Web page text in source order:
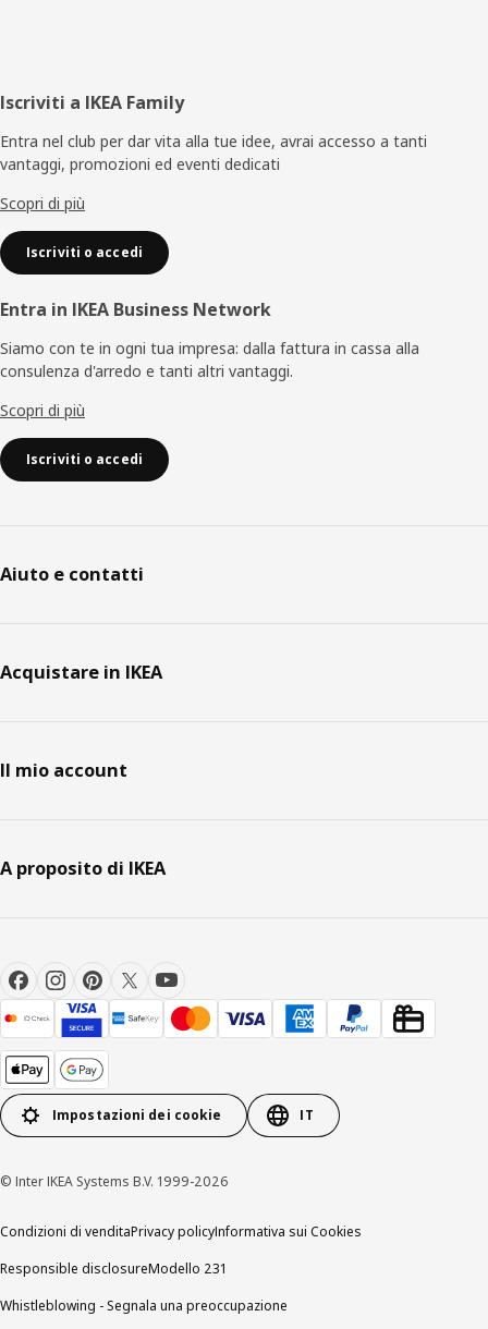
prodotti. Non sappiamo in realtà chi li utilizzerà e in che modo.
prodotti in modi diversi da quelli che avevamo previsto".
Piè
di
pagina
Iscriviti a IKEA Family
Entra nel club per dar vita alla tue idee, avrai accesso a tanti
vantaggi, promozioni ed eventi dedicati
Scopri di più
Iscriviti o accedi
Entra in IKEA Business Network
Siamo con te in ogni tua impresa: dalla fattura in cassa alla
consulenza d'arredo e tanti altri vantaggi.
Scopri di più
Iscriviti o accedi
Aiuto e contatti
Acquistare in IKEA
Il mio account
A proposito di IKEA
Impostazioni dei cookie IT
© Inter IKEA Systems B.V. 1999-2026
Condizioni di venditaPrivacy policyInformativa sui Cookies
Responsible disclosureModello 231
Whistleblowing - Segnala una preoccupazione